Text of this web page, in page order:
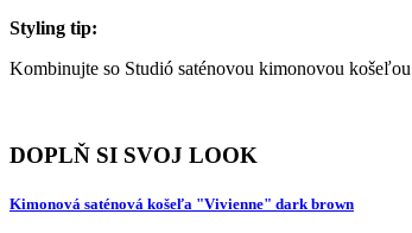
Styling tip:
Kombinujte so Studió saténovou kimonovou
DOPLŇ SI SVOJ LOOK
Kimonová saténová košeľa "Vivienne" dark brown